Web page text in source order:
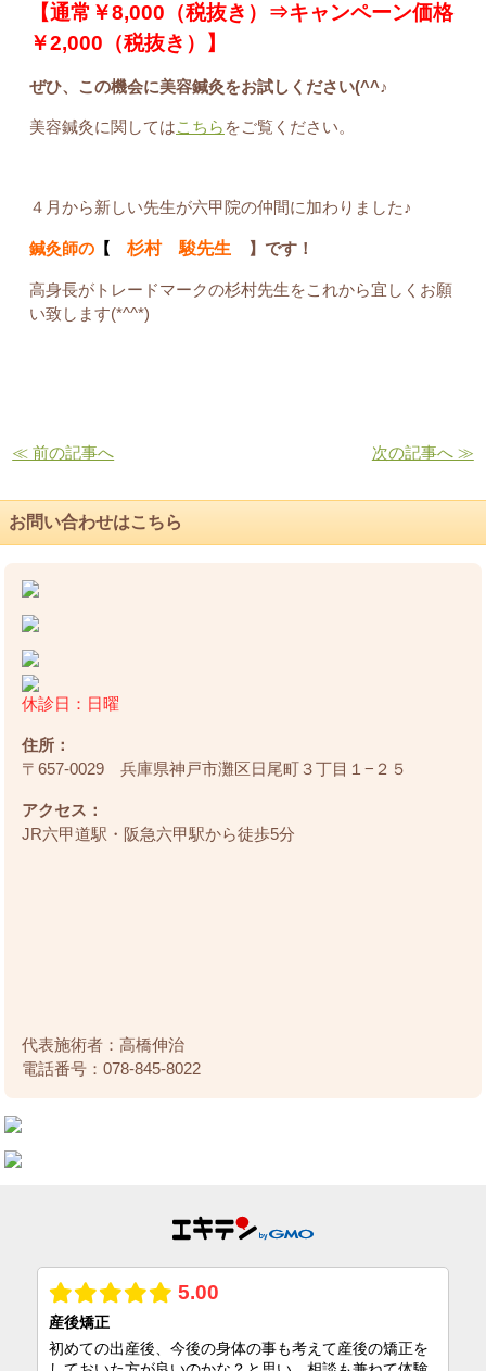
【通常￥8,000（税抜き）⇒キャンペーン価格
￥2,000（税抜き）】
ぜひ、この機会に美容鍼灸をお試しください(^^♪
美容鍼灸に関してはこちら をご覧ください。
４月から新しい先生が六甲院の仲間に加わりました♪
鍼灸師の 【 杉村 駿先生 】です！
高身長がトレードマークの杉村先生をこれから宜しくお願
い致します(*^^*)
≪ 前の記事へ 次の記事へ ≫
お問い合わせはこちら
休診日：日曜
住所：
〒657-0029 兵庫県神戸市灘区日尾町３丁目１−２５
アクセス：
JR六甲道駅・阪急六甲駅から徒歩5分
代表施術者：高橋伸治
電話番号：078-845-8022